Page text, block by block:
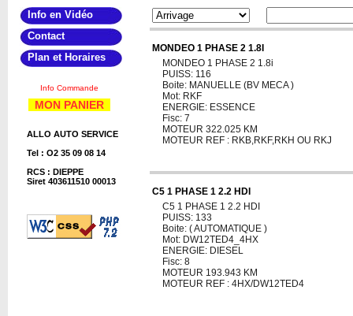
Info en Vidéo
Contact
Plan et Horaires
Info Commande
MON PANIER
ALLO AUTO SERVICE
Tel : O2 35 09 08 14
RCS : DIEPPE
Siret 403611510 00013
MONDEO 1 PHASE 2 1.8I
MONDEO 1 PHASE 2 1.8i
PUISS: 116
Boite: MANUELLE (BV MECA )
Mot: RKF
ENERGIE: ESSENCE
Fisc: 7
MOTEUR 322.025 KM
MOTEUR REF : RKB,RKF,RKH OU RKJ
C5 1 PHASE 1 2.2 HDI
C5 1 PHASE 1 2.2 HDI
PUISS: 133
Boite: ( AUTOMATIQUE )
Mot: DW12TED4_4HX
ENERGIE: DIESEL
Fisc: 8
MOTEUR 193.943 KM
MOTEUR REF : 4HX/DW12TED4